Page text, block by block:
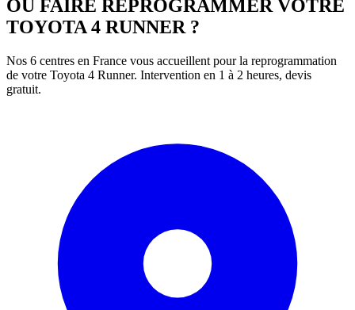
OÙ FAIRE REPROGRAMMER VOTRE
TOYOTA 4 RUNNER ?
Nos 6 centres en France vous accueillent pour la reprogrammation
de votre Toyota 4 Runner. Intervention en 1 à 2 heures, devis
gratuit.